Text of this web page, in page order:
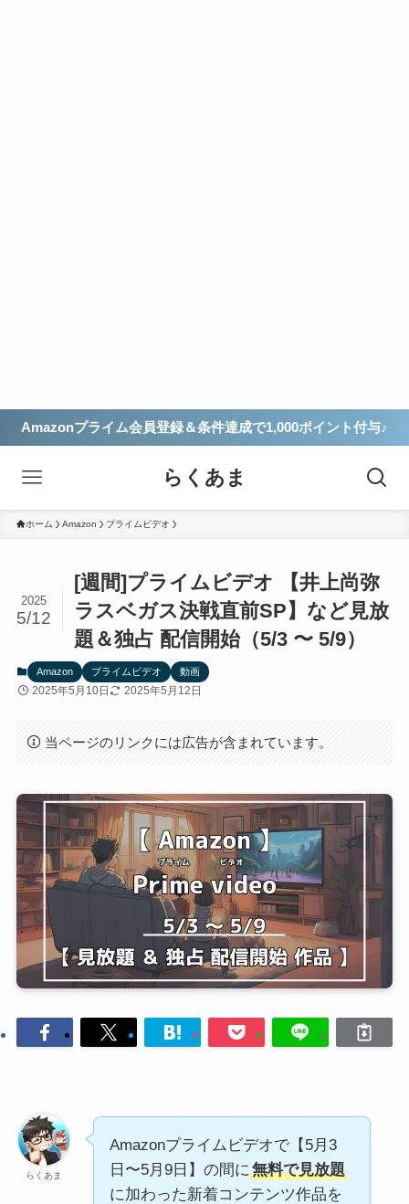
Amazonプライム会員登録＆条件達成で1,000ポイント付与♪
らくあま
ホーム Amazon プライムビデオ
[週間]プライムビデオ 【井上尚弥
ラスベガス決戦直前SP】など見放
題＆独占 配信開始（5/3 〜 5/9）
2025
5/12
Amazon プライムビデオ 動画
2025年5月10日 2025年5月12日
当ページのリンクには広告が含まれています。
らくあま
Amazonプライムビデオで【5月3
日〜5月9日】の間に無料で見放題
に加わった新着コンテンツ作品を